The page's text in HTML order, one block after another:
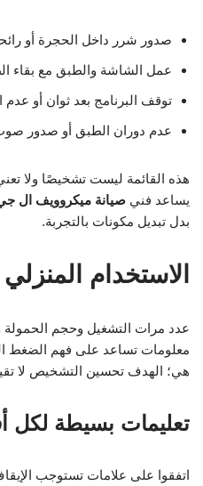
صدور شرر داخل الحجرة أو
عمل الشاشة والطبق مع بقاء
توقف البرنامج بعد ثوان أو عدم
عدم دوران الطبق أو صدور
هذه القائمة ليست تشخيصًا ولا
يساعد فني صيانة ميكروويف ال
بدل تبديل مكونات بالتجربة.
الاستخدام
عدد مرات التشغيل وحجم الحمولة
معلومات تساعد على فهم الضغط
هي؛ الهدف تحسين التشخيص لا
تعليمات بسيطة لكل
اتفقوا على علامات تستوجب